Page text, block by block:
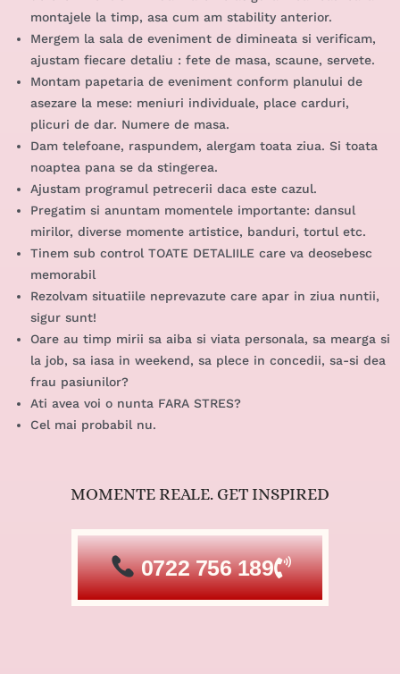
montajele la timp, asa cum am stability anterior.
Mergem la sala de eveniment de dimineata si verificam,
ajustam fiecare detaliu : fete de masa, scaune, servete.
Montam papetaria de eveniment conform planului de
asezare la mese: meniuri individuale, place carduri,
plicuri de dar. Numere de masa.
Dam telefoane, raspundem, alergam toata ziua. Si toata
noaptea pana se da stingerea.
Ajustam programul petrecerii daca este cazul.
Pregatim si anuntam momentele importante: dansul
mirilor, diverse momente artistice, banduri, tortul etc.
Tinem sub control TOATE DETALIILE care va deosebesc
memorabil
Rezolvam situatiile neprevazute care apar in ziua nuntii,
sigur sunt!
Oare au timp mirii sa aiba si viata personala, sa mearga si
la job, sa iasa in weekend, sa plece in concedii, sa-si dea
frau pasiunilor?
Ati avea voi o nunta FARA STRES?
Cel mai probabil nu.
MOMENTE REALE. GET INSPIRED
0722 756 189